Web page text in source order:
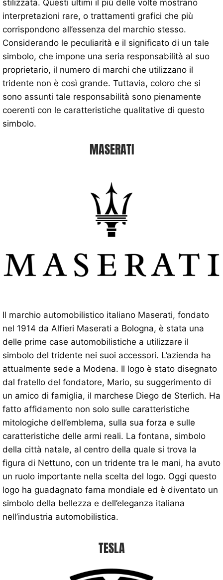
stilizzata. Questi ultimi il più delle volte mostrano
interpretazioni rare, o trattamenti grafici che più
corrispondono all’essenza del marchio stesso.
Considerando le peculiarità e il significato di un tale
simbolo, che impone una seria responsabilità al suo
proprietario, il numero di marchi che utilizzano il
tridente non è così grande. Tuttavia, coloro che si
sono assunti tale responsabilità sono pienamente
coerenti con le caratteristiche qualitative di questo
simbolo.
MASERATI
Il marchio automobilistico italiano Maserati, fondato
nel 1914 da Alfieri Maserati a Bologna, è stata una
delle prime case automobilistiche a utilizzare il
simbolo del tridente nei suoi accessori. L’azienda ha
attualmente sede a Modena. Il logo è stato disegnato
dal fratello del fondatore, Mario, su suggerimento di
un amico di famiglia, il marchese Diego de Sterlich. Ha
fatto affidamento non solo sulle caratteristiche
mitologiche dell’emblema, sulla sua forza e sulle
caratteristiche delle armi reali. La fontana, simbolo
della città natale, al centro della quale si trova la
figura di Nettuno, con un tridente tra le mani, ha avuto
un ruolo importante nella scelta del logo. Oggi questo
logo ha guadagnato fama mondiale ed è diventato un
simbolo della bellezza e dell’eleganza italiana
nell’industria automobilistica.
TESLA